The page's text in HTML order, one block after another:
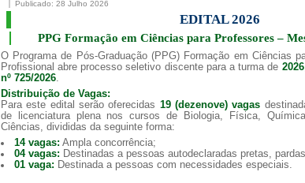
Publicado: 28 Julho 2026
EDITAL 2026
PPG Formação em Ciências para Professores –
O Programa de Pós-Graduação (PPG) Formação em Ciências
Profissional abre processo seletivo discente para a turma de 2026
nº 725/2026.
Distribuição de Vagas:
Para este edital serão oferecidas 19 (dezenove) vagas
de licenciatura plena nos cursos de Biologia, Física,
Ciências, divididas da seguinte forma:
14 vagas: Ampla concorrência;
04 vagas: Destinadas a pessoas autodeclaradas pretas,
01 vaga: Destinada a pessoas com necessidades especiais.